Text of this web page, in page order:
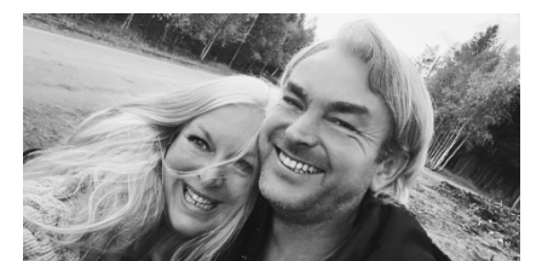
gebruikt
te
de
Hierdoor
website-